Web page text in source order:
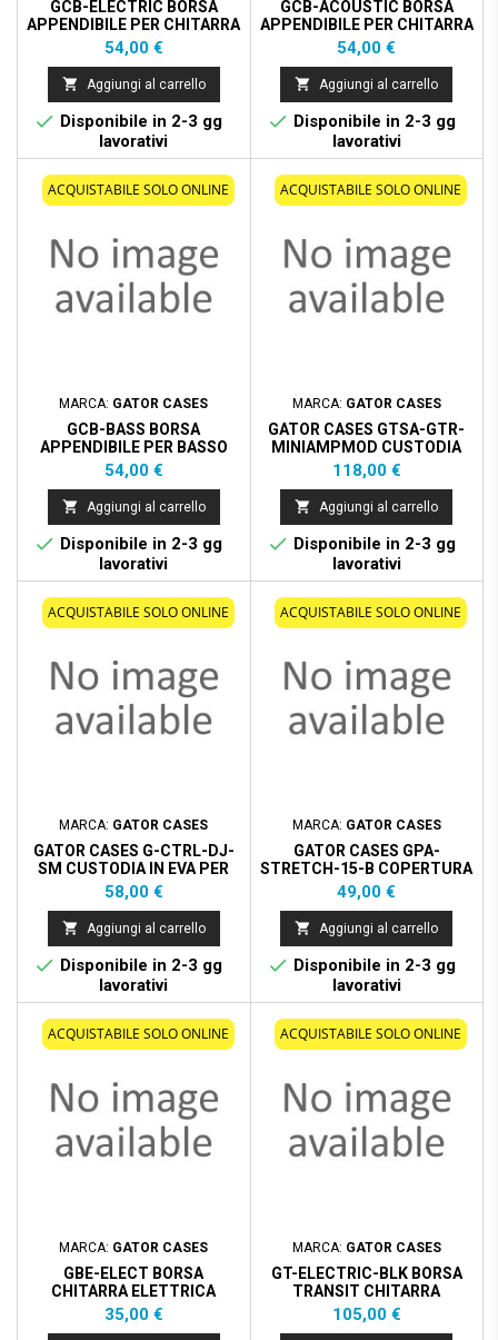
GCB-ELECTRIC BORSA
APPENDIBILE PER CHITARRA
ELETTRICA
Prezzo
54,00 €
 Aggiungi al carrello
 Disponibile in 2-3 gg
lavorativi
GCB-ACOUSTIC BORSA
APPENDIBILE PER CHITARRA
ACUSTICA
Prezzo
54,00 €
 Aggiungi al carrello
 Disponibile in 2-3 gg
lavorativi
ACQUISTABILE SOLO ONLINE
MARCA: GATOR CASES
GCB-BASS BORSA
APPENDIBILE PER BASSO
ELETTRICO
Prezzo
54,00 €
 Aggiungi al carrello
 Disponibile in 2-3 gg
lavorativi
ACQUISTABILE SOLO ONLINE
MARCA: GATOR CASES
GATOR CASES GTSA-GTR-
MINIAMPMOD CUSTODIA
TSA PER AMP MODELER
Prezzo
118,00 €
 Aggiungi al carrello
 Disponibile in 2-3 gg
lavorativi
ACQUISTABILE SOLO ONLINE
MARCA: GATOR CASES
GATOR CASES G-CTRL-DJ-
SM CUSTODIA IN EVA PER
DJ CONTROLLER SMALL
Prezzo
58,00 €
 Aggiungi al carrello
 Disponibile in 2-3 gg
lavorativi
ACQUISTABILE SOLO ONLINE
MARCA: GATOR CASES
GATOR CASES GPA-
STRETCH-15-B COPERTURA
ELASTICA NERA PER
SPEAKER DA 15""
Prezzo
49,00 €
 Aggiungi al carrello
 Disponibile in 2-3 gg
lavorativi
ACQUISTABILE SOLO ONLINE
MARCA: GATOR CASES
GBE-ELECT BORSA
CHITARRA ELETTRICA
Prezzo
35,00 €
ACQUISTABILE SOLO ONLINE
MARCA: GATOR CASES
GT-ELECTRIC-BLK BORSA
TRANSIT CHITARRA
ELETTRICA ANTRACITE
Prezzo
105,00 €